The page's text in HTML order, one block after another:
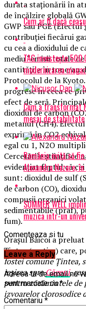
durata staţionării în
de încălzire globală
GWP sau PGE
contribuţiei fiecărui
cu cea a dioxidului de
mediu “emisii totale
cantităţile în tone/an
Protocolul de la
progrese în ceea ce
efect de seră.
dioxidul de carbon
metanul (CH4).
exprimă în CO2
egal cu 1, N2O
Cercetările științifice
evidențiat faptul că
sunt: dioxidul de sulf
de carbon (CO),
compusii organici
sedimentabile (praf),
fum).
Orașul Băicoi a
Țintea (cartier) care,
fostei comune Țintea,
ieșirea spreGăgeni,
pentru zăcămintele
izvoarelor clorosodice
Cum ar fi dacă
TAG investește
modernizarea
Cum a transformat
mesaj de stabilitate
România evită să
Alexandru Nazare,
SUMMER WELL
muzica intr-un
Comenteaza si tu
Leave a Reply
Adresa ta de email nu
sunt marcate cu*
Comentariu*